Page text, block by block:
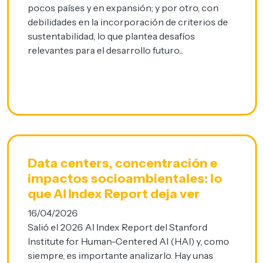
pocos países y en expansión; y por otro, con
debilidades en la incorporación de criterios de
sustentabilidad, lo que plantea desafíos
relevantes para el desarrollo futuro...
Data centers, concentración e
impactos socioambientales: lo
que AI Index Report deja ver
16/04/2026
Salió el 2026 AI Index Report del Stanford
Institute for Human-Centered AI (HAI) y, como
siempre, es importante analizarlo. Hay unas